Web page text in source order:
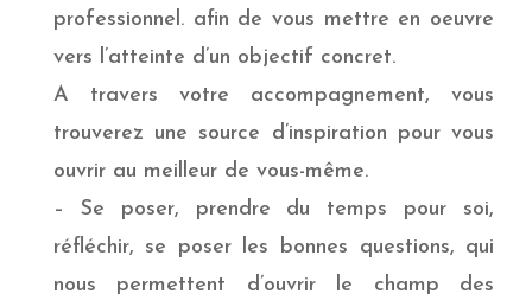
professionnel. afin de vous mettre en oeuvre
vers l’atteinte d’un objectif concret.
A travers votre accompagnement, vous
trouverez une source d’inspiration pour vous
ouvrir au meilleur de vous-même.
– Se poser, prendre du temps pour soi,
réfléchir, se poser les bonnes questions, qui
nous permettent d’ouvrir le champ des